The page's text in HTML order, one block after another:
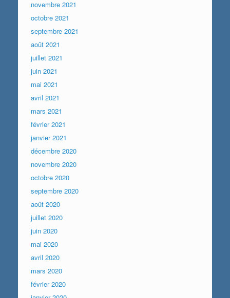
novembre 2021
octobre 2021
septembre 2021
août 2021
juillet 2021
juin 2021
mai 2021
avril 2021
mars 2021
février 2021
janvier 2021
décembre 2020
novembre 2020
octobre 2020
septembre 2020
août 2020
juillet 2020
juin 2020
mai 2020
avril 2020
mars 2020
février 2020